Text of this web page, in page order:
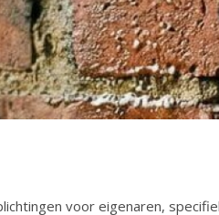
voor eigenaren,